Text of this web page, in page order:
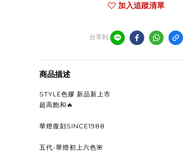
加入追蹤清單
分享到
商品描述
STYLE色膠 新品新上市
超高飽和🔥
華燈復刻SINCE1988
五代-華燈初上六色🌺